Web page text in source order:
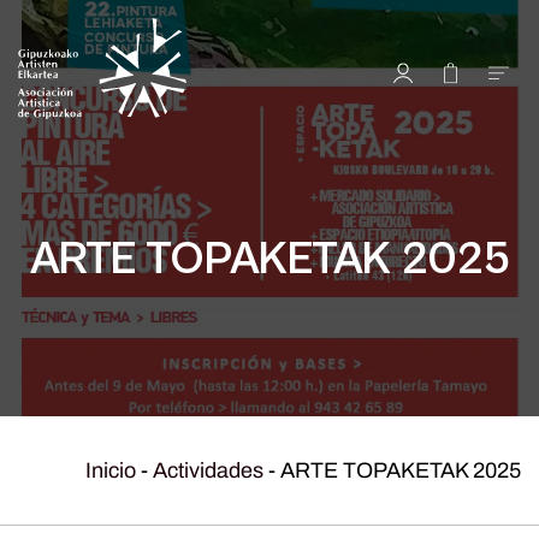
ARTE TOPAKETAK 2025
Inicio - Actividades - ARTE TOPAKETAK 2025